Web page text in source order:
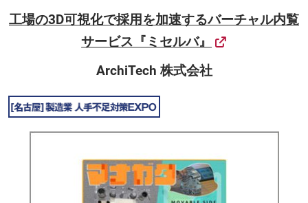
工場の3D可視化で採用を加速するバーチャル内覧
サービス『ミセルバ』
ArchiTech 株式会社